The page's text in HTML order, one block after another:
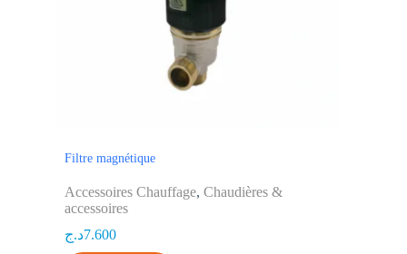
Filtre magnétique
Accessoires Chauffage, Chaudières &
accessoires
7.600د.ج